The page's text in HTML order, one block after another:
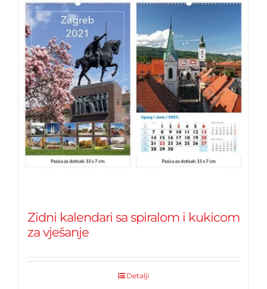
Zidni kalendari sa spiralom i kukicom
za vješanje
Detalji